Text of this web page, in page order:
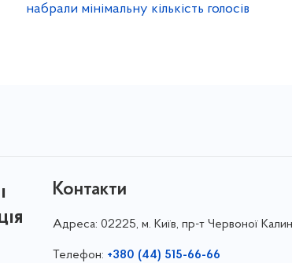
набрали мінімальну кількість голосів
Контакти
Адреса: 02225, м. Київ, пр-т Червоної
Телефон: +380 (44) 515-66-66